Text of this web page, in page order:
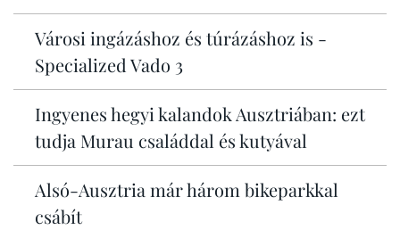
Városi ingázáshoz és túrázáshoz is -
Specialized Vado 3
Ingyenes hegyi kalandok Ausztriában: ezt
tudja Murau családdal és kutyával
Alsó-Ausztria már három bikeparkkal
csábít